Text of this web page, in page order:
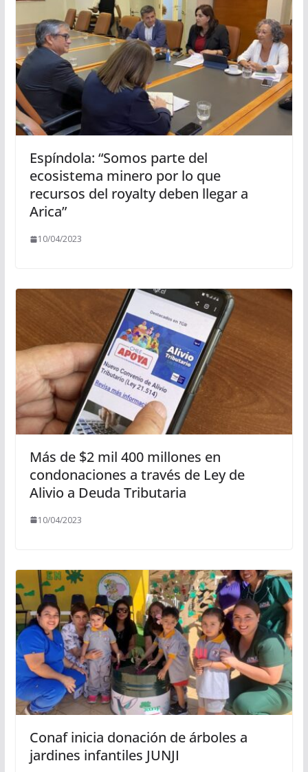
Espíndola: “Somos parte del
ecosistema minero por lo que
recursos del royalty deben llegar a
Arica”
10/04/2023
Más de $2 mil 400 millones en
condonaciones a través de Ley de
Alivio a Deuda Tributaria
10/04/2023
Conaf inicia donación de árboles a
jardines infantiles JUNJI